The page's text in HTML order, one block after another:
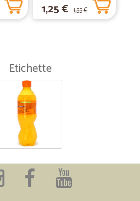
1,25 € 1,55 €
Etichette